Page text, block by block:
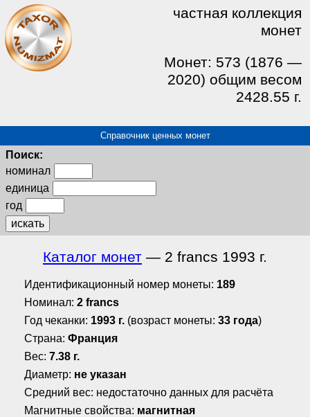
частная коллекция
монет
Монет: 573 (1876 —
2020) общим весом
2428.55 г.
Справочник ценных монет
Поиск:
номинал
единица
год
искать
Каталог монет — 2 francs 1993 г.
Идентификационный номер монеты: 189
Номинал: 2 francs
Год чеканки: 1993 г. (возраст монеты: 33 года)
Страна: Франция
Вес: 7.38 г.
Диаметр: не указан
Средний вес: недостаточно данных для расчёта
Магнитные свойства: магнитная